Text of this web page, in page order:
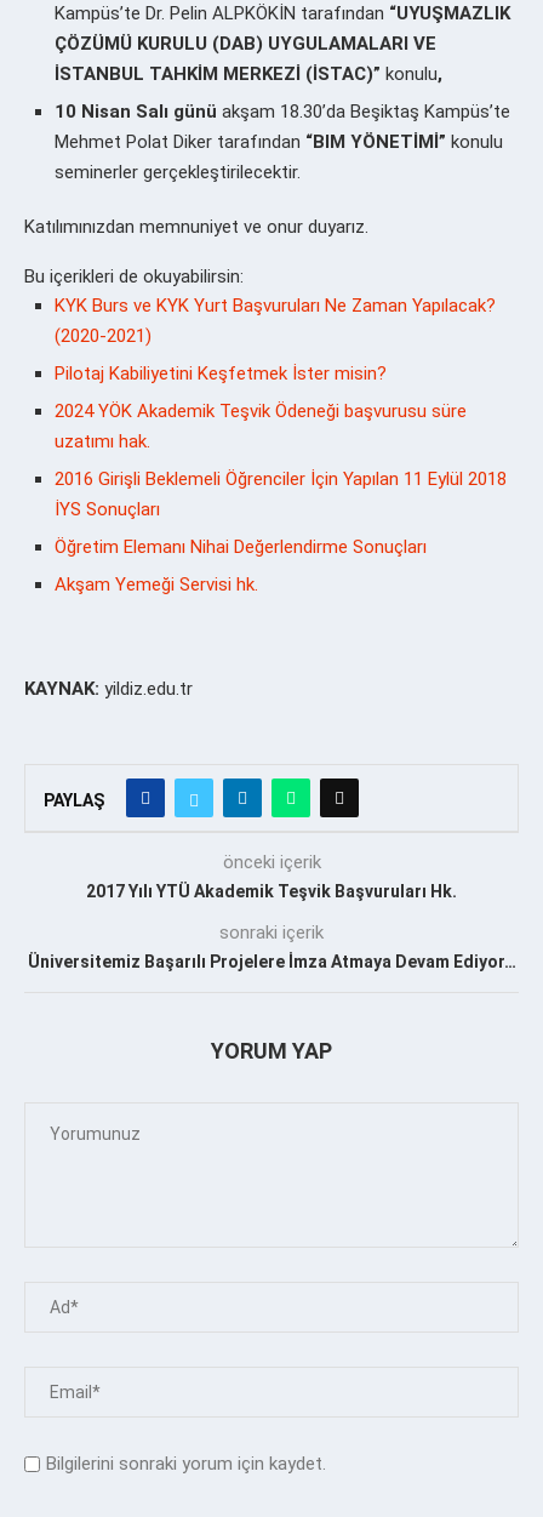
Kampüs’te Dr. Pelin ALPKÖKİN tarafından “UYUŞMAZLIK
ÇÖZÜMÜ KURULU (DAB) UYGULAMALARI VE
İSTANBUL TAHKİM MERKEZİ (İSTAC)” konulu,
10 Nisan Salı günü akşam 18.30’da Beşiktaş Kampüs’te
Mehmet Polat Diker tarafından “BIM YÖNETİMİ” konulu
seminerler gerçekleştirilecektir.
Katılımınızdan memnuniyet ve onur duyarız.
Bu içerikleri de okuyabilirsin:
KYK Burs ve KYK Yurt Başvuruları Ne Zaman Yapılacak?
(2020-2021)
Pilotaj Kabiliyetini Keşfetmek İster misin?
2024 YÖK Akademik Teşvik Ödeneği başvurusu süre
uzatımı hak.
2016 Girişli Beklemeli Öğrenciler İçin Yapılan 11 Eylül 2018
İYS Sonuçları
Öğretim Elemanı Nihai Değerlendirme Sonuçları
Akşam Yemeği Servisi hk.
KAYNAK: yildiz.edu.tr
PAYLAŞ
önceki içerik
2017 Yılı YTÜ Akademik Teşvik Başvuruları Hk.
sonraki içerik
Üniversitemiz Başarılı Projelere İmza Atmaya Devam Ediyor…
YORUM YAP
Bilgilerini sonraki yorum için kaydet.